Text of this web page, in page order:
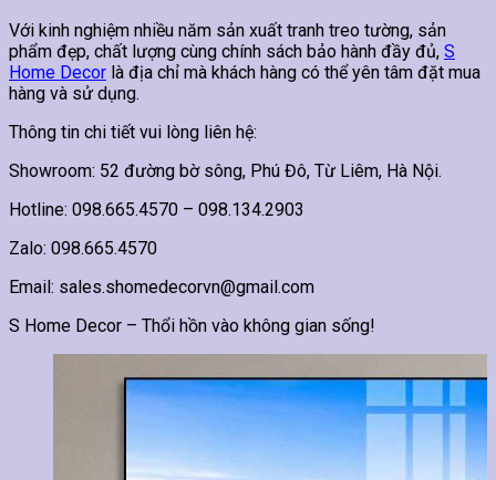
Với kinh nghiệm nhiều năm sản xuất tranh treo tường, sản
phẩm đẹp, chất lượng cùng chính sách bảo hành đầy đủ, S
Home Decor là địa chỉ mà khách hàng có thể yên tâm đặt mua
hàng và sử dụng.
Thông tin chi tiết vui lòng liên hệ:
Showroom: 52 đường bờ sông, Phú Đô, Từ Liêm, Hà Nội.
Hotline: 098.665.4570 – 098.134.2903
Zalo: 098.665.4570
Email: sales.shomedecorvn@gmail.com
S Home Decor – Thổi hồn vào không gian sống!